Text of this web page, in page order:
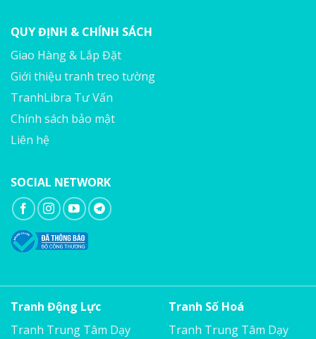
QUY ĐỊNH & CHÍNH SÁCH
Giao Hàng & Lắp Đặt
Giới thiệu tranh treo tường
TranhLibra Tư Vấn
Chính sách bảo mật
Liên hệ
SOCIAL NETWORK
Tranh Động Lực
Tranh Trung Tâm Dạy
Tranh Số Hoá
Tranh Trung Tâm Dạy